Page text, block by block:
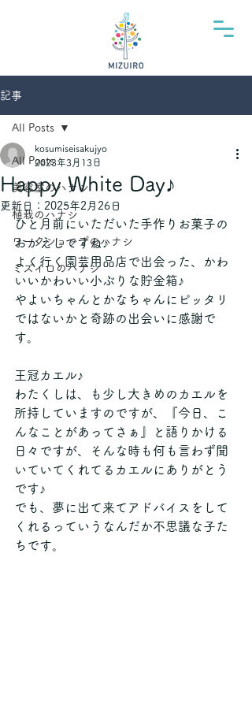
記事
All Posts
美容室のハナシ
植栽のハナシ
ワークショップのハナシ
ミズイロのハナシ
All Posts
Happy White Day♪
kosumiseisakujyo
2023年3月13日
更新日： 2025年2月26日
ひと月前にいただいた手作りお菓子の
おかえしですね♪
よく行く園芸用品店で出会った、かわ
いいかわいい小ぶりな貯金箱♪
やよいちゃんとかなちゃんにピッタリ
ではないかと奇跡の出会いに感謝で
す。
王冠カエル♪
わたくしは、も少し大きめのカエルを
所持していますのですが、『今日、こ
んなことがあってさぁ』と語りかける
日々ですが、そんな時も何も言わず聞
いていてくれてるカエルにありがとう
です♪
でも、夢に出て来てアドバイスをして
くれるっていうなんだか不思議な子た
ちです。